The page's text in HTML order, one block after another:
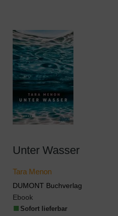
Unter Wasser
Tara Menon
DUMONT Buchverlag
Ebook
Sofort lieferbar